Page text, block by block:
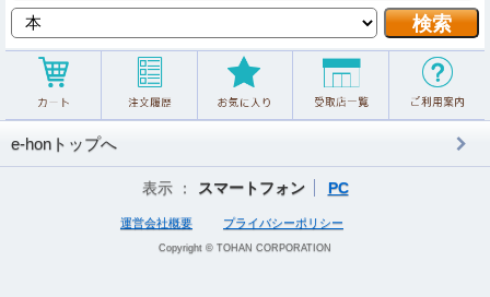
e-honトップへ
表示 ： スマートフォン PC
運営会社概要 プライバシーポリシー
Copyright © TOHAN CORPORATION